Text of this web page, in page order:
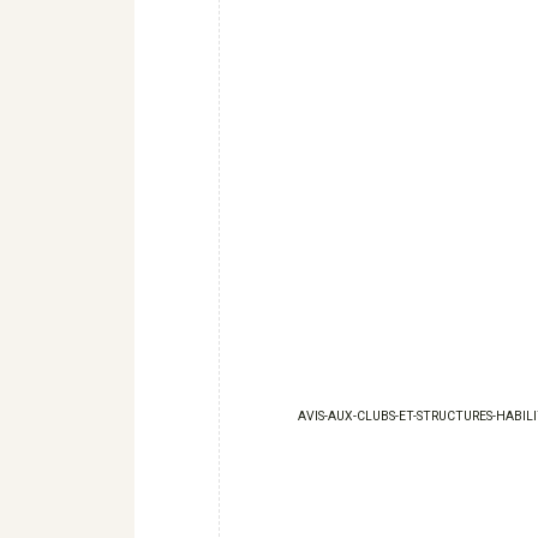
AVIS-AUX-CLUBS-ET-STRUCTURES-